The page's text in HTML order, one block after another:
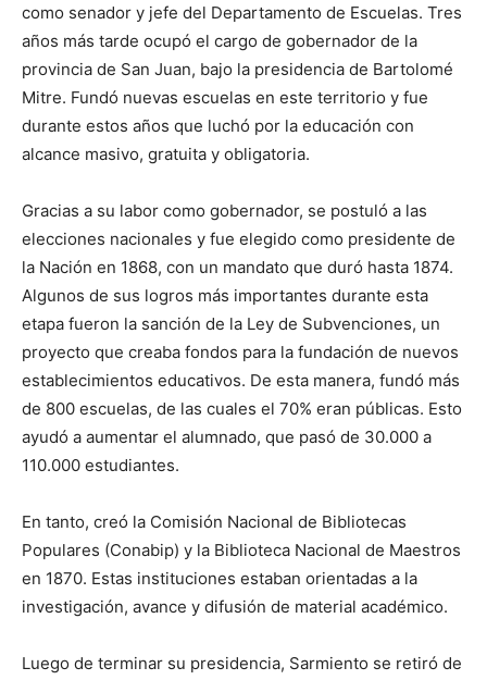
como senador y jefe del Departamento de Escuelas. Tres
años más tarde ocupó el cargo de gobernador de la
provincia de San Juan, bajo la presidencia de Bartolomé
Mitre. Fundó nuevas escuelas en este territorio y fue
durante estos años que luchó por la educación con
alcance masivo, gratuita y obligatoria.
Gracias a su labor como gobernador, se postuló a las
elecciones nacionales y fue elegido como presidente de
la Nación en 1868, con un mandato que duró hasta 1874.
Algunos de sus logros más importantes durante esta
etapa fueron la sanción de la Ley de Subvenciones, un
proyecto que creaba fondos para la fundación de nuevos
establecimientos educativos. De esta manera, fundó más
de 800 escuelas, de las cuales el 70% eran públicas. Esto
ayudó a aumentar el alumnado, que pasó de 30.000 a
110.000 estudiantes.
En tanto, creó la Comisión Nacional de Bibliotecas
Populares (Conabip) y la Biblioteca Nacional de Maestros
en 1870. Estas instituciones estaban orientadas a la
investigación, avance y difusión de material académico.
Luego de terminar su presidencia, Sarmiento se retiró de